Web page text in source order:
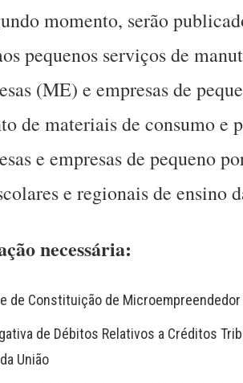
momento, serão
pequenos serviços de
(ME) e empresas de
de materiais de consumo e
e empresas de pequeno
e regionais de ensino
necessária:
de Constituição de Microempreendedor
de Débitos Relativos a Créditos
União